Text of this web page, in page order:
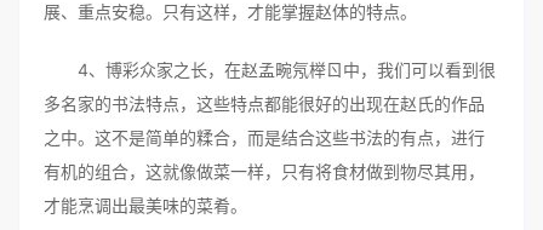
展、重点安稳。只有这样，才能掌握赵体的特点。
4、博彩众家之长，在赵孟畹氖榉ㄖ中，我们可以看到很
多名家的书法特点，这些特点都能很好的出现在赵氏的作品
之中。这不是简单的糅合，而是结合这些书法的有点，进行
有机的组合，这就像做菜一样，只有将食材做到物尽其用，
才能烹调出最美味的菜肴。